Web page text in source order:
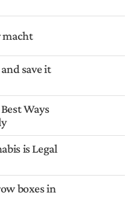
macht
save it
Ways
is Legal
boxes in